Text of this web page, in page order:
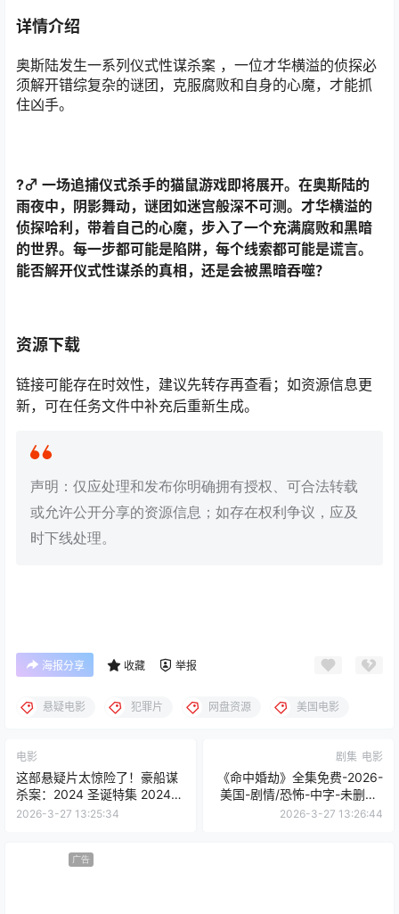
详情介绍
奥斯陆发生一系列仪式性谋杀案 ，一位才华横溢的侦探必
须解开错综复杂的谜团，克服腐败和自身的心魔，才能抓
住凶手。
?️‍♂️ 一场追捕仪式杀手的猫鼠游戏即将展开。在奥斯陆的
雨夜中，阴影舞动，谜团如迷宫般深不可测。才华横溢的
侦探哈利，带着自己的心魔，步入了一个充满腐败和黑暗
的世界。每一步都可能是陷阱，每个线索都可能是谎言。
能否解开仪式性谋杀的真相，还是会被黑暗吞噬？
资源下载
链接可能存在时效性，建议先转存再查看；如资源信息更
新，可在任务文件中补充后重新生成。
声明：仅应处理和发布你明确拥有授权、可合法转载
或允许公开分享的资源信息；如存在权利争议，应及
时下线处理。
海报分享 收藏 举报
悬疑电影 犯罪片 网盘资源 美国电影
电影
这部悬疑片太惊险了！豪船谋
杀案：2024 圣诞特集 2024
英国 央视中字
2026-3-27 13:25:34
剧集 电影
《命中婚劫》全集免费-2026-
美国-剧情/恐怖-中字-未删减-
限时转存[夸克网盘]
2026-3-27 13:26:44
广告